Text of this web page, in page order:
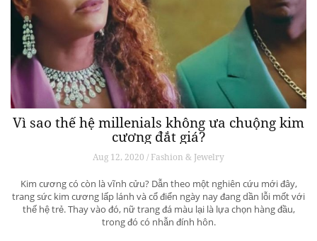
Vì sao thế hệ millenials không ưa chuộng kim
cương đắt giá?
Aug 12, 2020 / Fashion & Jewelry
Kim cương có còn là vĩnh cửu? Dẫn theo một nghiên cứu mới đây,
trang sức kim cương lấp lánh và cổ điển ngày nay đang dần lỗi mốt với
thế hệ trẻ. Thay vào đó, nữ trang đá màu lại là lựa chọn hàng đầu,
trong đó có nhẫn đính hôn.